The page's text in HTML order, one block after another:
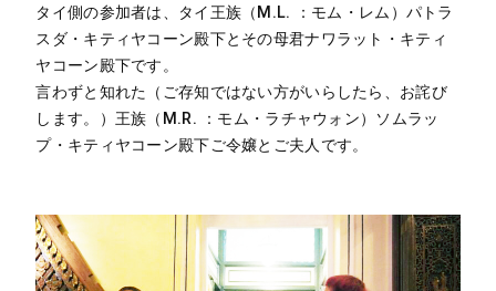
タイ側の参加者は、タイ王族（M.L. ：モム・レム）パトラ
スダ・キティヤコーン殿下とその母君ナワラット・キティ
ヤコーン殿下です。
言わずと知れた（ご存知ではない方がいらしたら、お詫び
します。）王族（M.R. ：モム・ラチャウォン）ソムラッ
プ・キティヤコーン殿下ご令嬢とご夫人です。